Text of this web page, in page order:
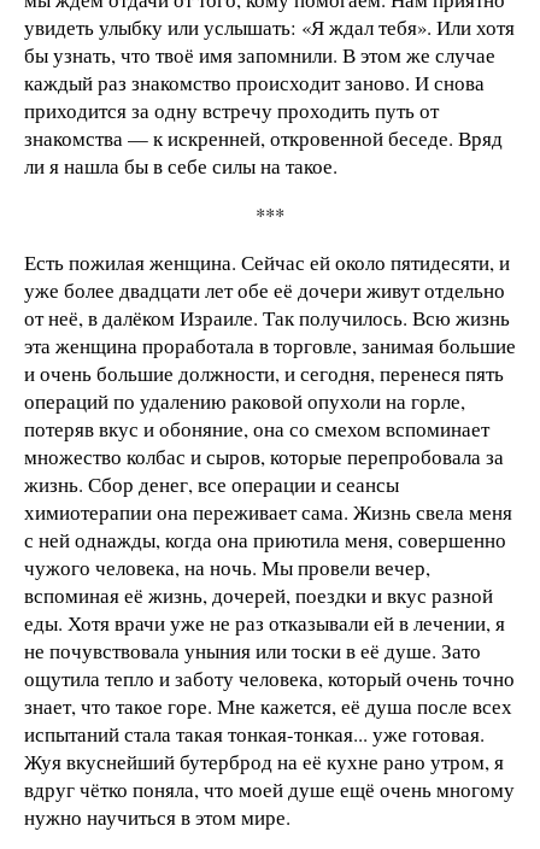
увидеть улыбку или услышать: «Я ждал тебя». Или хотя
бы узнать, что твоё имя запомнили. В этом же случае
каждый раз знакомство происходит заново. И снова
приходится за одну встречу проходить путь от
знакомства — к искренней, откровенной беседе. Вряд
ли я нашла бы в себе силы на такое.
***
Есть пожилая женщина. Сейчас ей около пятидесяти, и
уже более двадцати лет обе её дочери живут отдельно
от неё, в далёком Израиле. Так получилось. Всю жизнь
эта женщина проработала в торговле, занимая большие
и очень большие должности, и сегодня, перенеся пять
операций по удалению раковой опухоли на горле,
потеряв вкус и обоняние, она со смехом вспоминает
множество колбас и сыров, которые перепробовала за
жизнь. Сбор денег, все операции и сеансы
химиотерапии она переживает сама. Жизнь свела меня
с ней однажды, когда она приютила меня, совершенно
чужого человека, на ночь. Мы провели вечер,
вспоминая её жизнь, дочерей, поездки и вкус разной
еды. Хотя врачи уже не раз отказывали ей в лечении, я
не почувствовала уныния или тоски в её душе. Зато
ощутила тепло и заботу человека, который очень точно
знает, что такое горе. Мне кажется, её душа после всех
испытаний стала такая тонкая-тонкая... уже готовая.
Жуя вкуснейший бутерброд на её кухне рано утром, я
вдруг чётко поняла, что моей душе ещё очень многому
нужно научиться в этом мире.